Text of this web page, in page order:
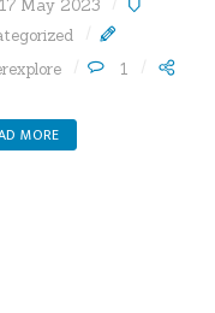
17 May 2023
1
MORE